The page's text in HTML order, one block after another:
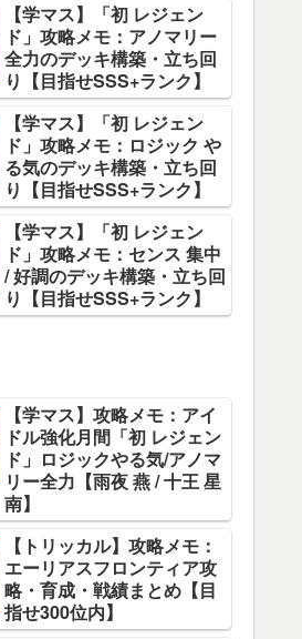
【学マス】「初 レジェン
ド」攻略メモ：アノマリー
全力のデッキ構築・立ち回
り【目指せSSS+ランク】
【学マス】「初 レジェン
ド」攻略メモ：ロジック や
る気のデッキ構築・立ち回
り【目指せSSS+ランク】
【学マス】「初 レジェン
ド」攻略メモ：センス 集中
/ 好調のデッキ構築・立ち回
り【目指せSSS+ランク】
【学マス】攻略メモ：アイ
ドル強化月間「初 レジェン
ド」ロジックやる気/アノマ
リー全力【雨夜 燕 / 十王 星
南】
【トリッカル】攻略メモ：
エーリアスフロンティア攻
略・育成・戦績まとめ【目
指せ300位内】